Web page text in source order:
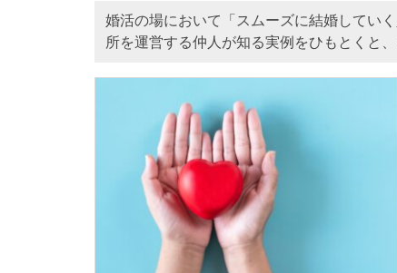
婚活の場において「スムーズに結婚してい
所を運営する仲人が知る実例をひもとくと